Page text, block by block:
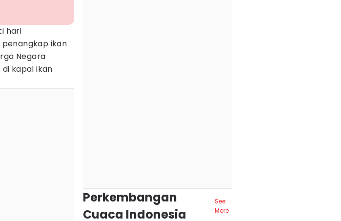
hari
ikan
Negara
kapal ikan
Perkembangan
Cuaca Indonesia
See
More